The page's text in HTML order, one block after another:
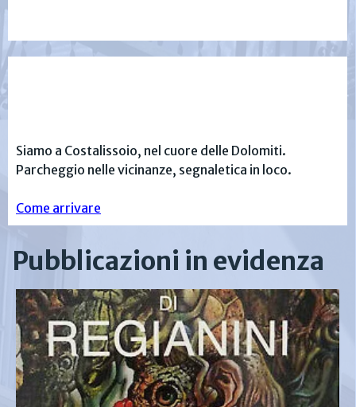
Siamo a Costalissoio, nel cuore delle Dolomiti.
Parcheggio nelle vicinanze, segnaletica in loco.
Come arrivare
Pubblicazioni in evidenza